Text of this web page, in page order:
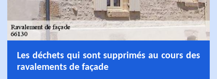
Les déchets qui sont supprimés au cours des
ravalements de façade